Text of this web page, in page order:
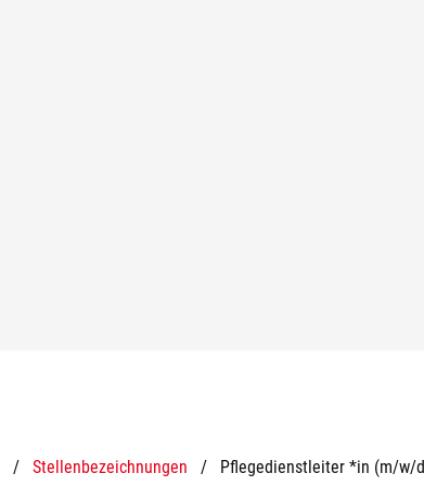
/ Stellenbezeichnungen / Pflegedienstleiter *in (m/w/